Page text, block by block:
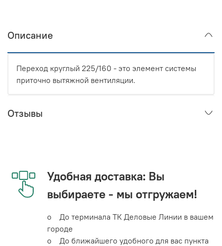
Описание
Переход круглый 225/160 - это элемент системы
приточно вытяжной вентиляции.
Отзывы
Удобная доставка: Вы
выбираете - мы отгружаем!
o До терминала ТК Деловые Линии в вашем
городе
o До ближайшего удобного для вас пункта